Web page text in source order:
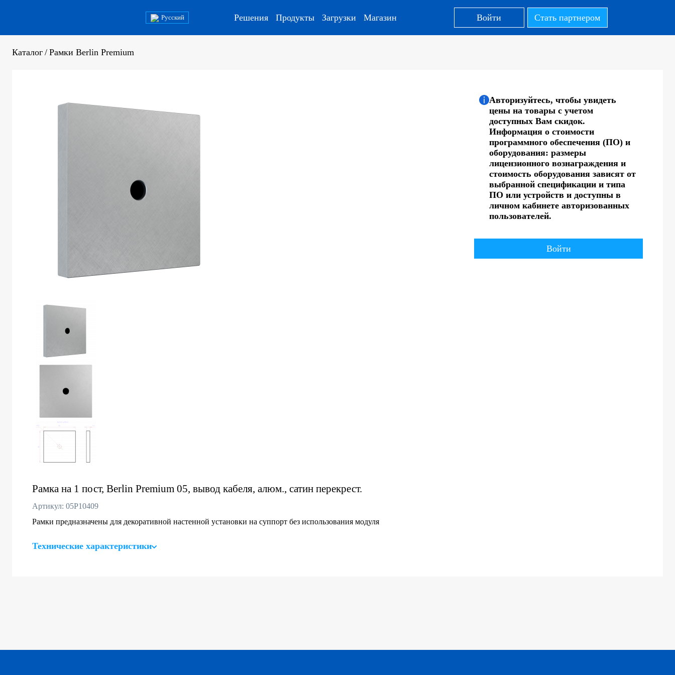
Русский Решения Продукты Загрузки Магазин Войти Стать партнером
Каталог / Рамки Berlin Premium
Рамка на 1 пост, Berlin Premium 05, вывод кабеля, алюм., сатин перекрест.
Артикул: 05P10409
Рамки предназначены для декоративной настенной установки на суппорт без использования модуля
Технические характеристики
Авторизуйтесь, чтобы увидеть
цены на товары с учетом
доступных Вам скидок.
Информация о стоимости
программного обеспечения (ПО) и
оборудования: размеры
лицензионного вознаграждения и
стоимость оборудования зависят от
выбранной спецификации и типа
ПО или устройств и доступны в
личном кабинете авторизованных
пользователей.
Войти